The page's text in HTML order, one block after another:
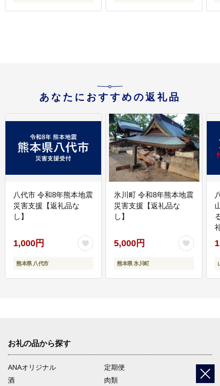
と納税
あなたにおすすめの返礼品
八代市 令和8年熊本地震
災害支援【返礼品な
し】
1,000円
熊本県 八代市
氷川町 令和8年熊本地震
災害支援【返礼品な
し】
5,000円
熊本県 氷川町
お礼の品から探す
ANAオリジナル
定期便
酒
肉類